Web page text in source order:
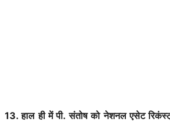
13. हाल ही में पी. संतोष को नेशनल एसेट